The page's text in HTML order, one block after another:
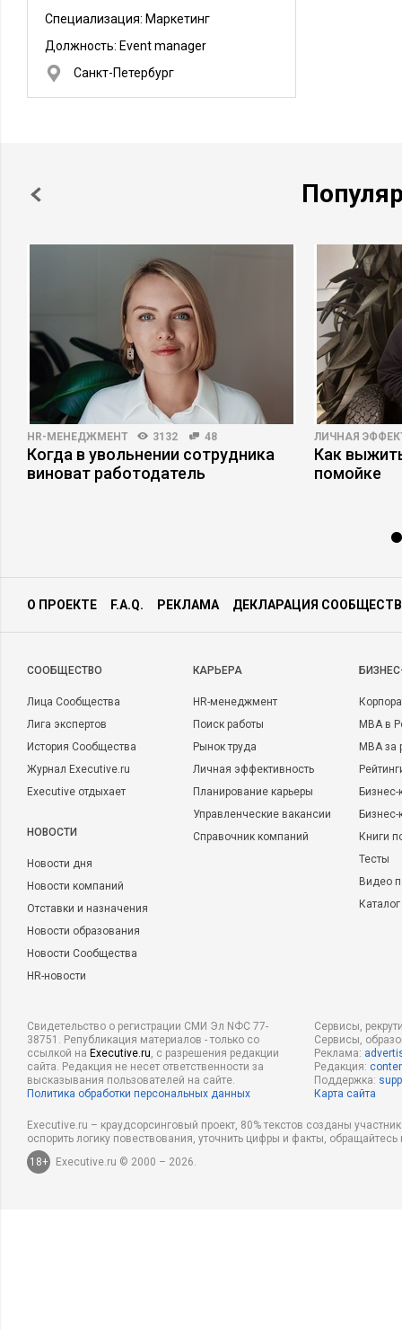
Специализация: Маркетинг
Должность: Event manager
Санкт-Петербург
HR-МЕНЕДЖМЕНТ 3132 48
Когда в увольнении сотрудника
виноват работодатель
ЛИЧНАЯ
Как
помойке
О ПРОЕКТЕ F.A.Q. РЕКЛАМА ДЕКЛАРАЦИЯ
CООБЩЕСТВО
Лица Сообщества
Лига экспертов
История Сообщества
Журнал Executive.ru
Executive отдыхает
НОВОСТИ
Новости дня
Новости компаний
Отставки и назначения
Новости образования
Новости Сообщества
HR-новости
КАРЬЕРА
HR-менеджмент
Поиск работы
Рынок труда
Личная эффективность
Планирование карьеры
Управленческие вакансии
Справочник компаний
MBA в
MBA
Бизнес-
Книги
Тесты
Видео
Свидетельство о регистрации СМИ Эл NФС 77-
38751. Републикация материалов - только со
ссылкой на Executive.ru, с разрешения редакции
сайта. Редакция не несет ответственности за
высказывания пользователей на сайте.
Политика обработки персональных данных
Сервисы,
Сервисы,
Реклама:
Редакция:
Поддержка:
Карта сайта
Executive.ru – краудсорсинговый проект, 80% текстов созданы
оспорить логику повествования, уточнить цифры и факты,
18+
Executive.ru © 2000 – 2026.